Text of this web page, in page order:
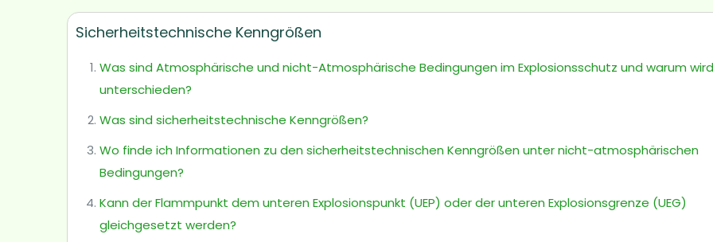
Sicherheitstechnische Kenngrößen
Was sind Atmosphärische und nicht-Atmosphärische Bedingungen im Explosionsschutz und warum
unterschieden?
Was sind sicherheitstechnische Kenngrößen?
Wo finde ich Informationen zu den sicherheitstechnischen Kenngrößen unter nicht-atmosphärischen
Bedingungen?
Kann der Flammpunkt dem unteren Explosionspunkt (UEP) oder der unteren Explosionsgrenze (UEG)
gleichgesetzt werden?